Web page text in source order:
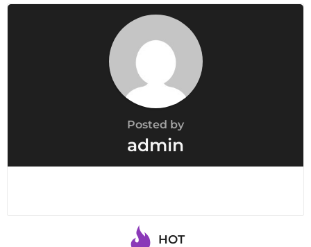
a
Posted by
admin
HOT